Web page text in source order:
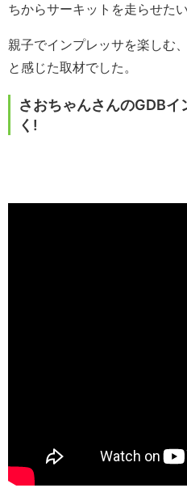
ちからサーキットを走らせた
親子でインプレッサを楽しむ
と感じた取材でした。
さおちゃんさんのGDB
く!